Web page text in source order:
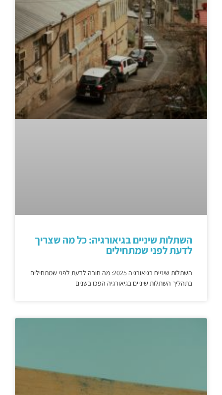
השתלות שיניים בגיאורגיה: כל מה שצריך
לדעת לפני שמתחילים
השתלות שיניים בגיאורגיה 2025: מה חובה לדעת לפני שמתחילים
בתהליך השתלות שיניים בגיאורגיה הפכו בשנים